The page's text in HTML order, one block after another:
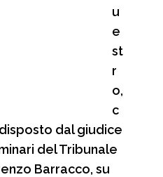
u
e
st
r
o,
c
dal giudice
del Tribunale
Barracco, su